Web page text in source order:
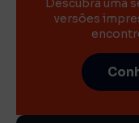
Descubra uma
versões